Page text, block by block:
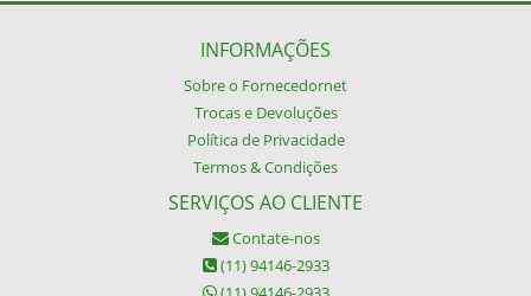
INFORMAÇÕES
Sobre o Fornecedornet
Trocas e Devoluções
Política de Privacidade
Termos & Condições
SERVIÇOS AO CLIENTE
Contate-nos
(11) 94146-2933